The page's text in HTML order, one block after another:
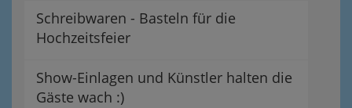
Schreibwaren - Basteln für die
Hochzeitsfeier
Show-Einlagen und Künstler halten die
Gäste wach :)